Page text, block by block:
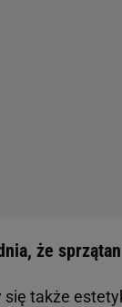
że
także